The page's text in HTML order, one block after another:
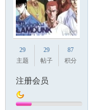
29
主题
29
帖子
87
积分
注册会员